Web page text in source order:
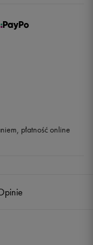
płatność online